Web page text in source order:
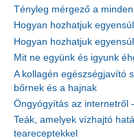
Tényleg mérgező a
Hogyan hozhatjuk
Hogyan hozhatjuk
Mit ne együnk és igyunk
A kollagén egészségjavító
bőrnek és a hajnak
Öngyógyítás az internetről
Teák, amelyek vízhajtó
teareceptekkel